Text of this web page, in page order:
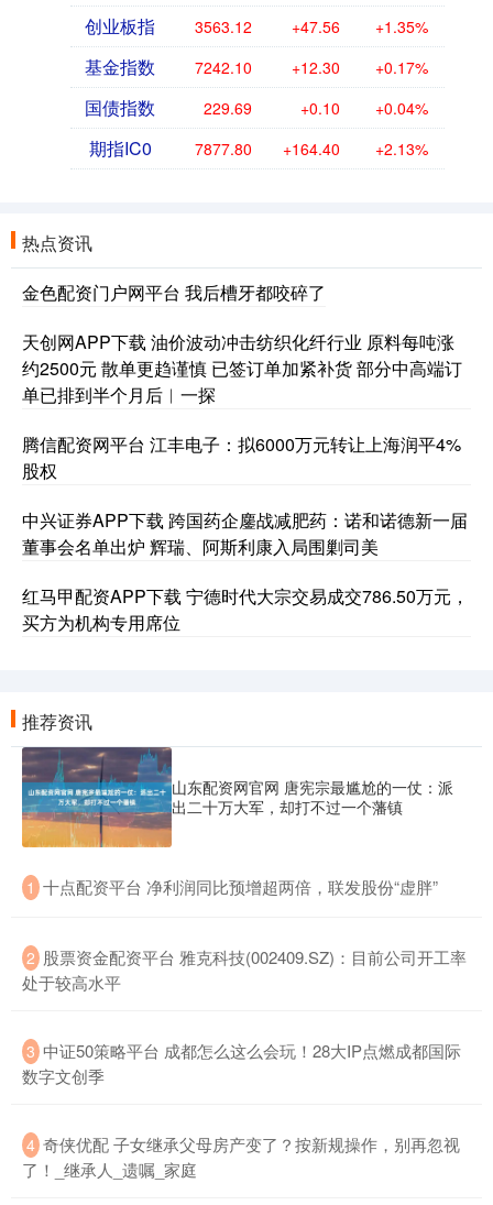
创业板指 3563.12 +47.56 +1.35%
基金指数 7242.10 +12.30 +0.17%
国债指数 229.69 +0.10 +0.04%
期指IC0 7877.80 +164.40 +2.13%
热点资讯
金色配资门户网平台 我后槽牙都咬碎了
天创网APP下载 油价波动冲击纺织化纤行业 原料每吨涨
约2500元 散单更趋谨慎 已签订单加紧补货 部分中高端订
单已排到半个月后︱一探
腾信配资网平台 江丰电子：拟6000万元转让上海润平4%
股权
中兴证券APP下载 跨国药企鏖战减肥药：诺和诺德新一届
董事会名单出炉 辉瑞、阿斯利康入局围剿司美
红马甲配资APP下载 宁德时代大宗交易成交786.50万元，
买方为机构专用席位
推荐资讯
山东配资网官网 唐宪宗最尴尬的一仗：派
出二十万大军，却打不过一个藩镇
1 ​十点配资平台 净利润同比预增超两倍，联发股份“虚胖”
2 ​股票资金配资平台 雅克科技(002409.SZ)：目前公司开工率
处于较高水平
3 ​中证50策略平台 成都怎么这么会玩！28大IP点燃成都国际
数字文创季
4 ​奇侠优配 子女继承父母房产变了？按新规操作，别再忽视
了！_继承人_遗嘱_家庭